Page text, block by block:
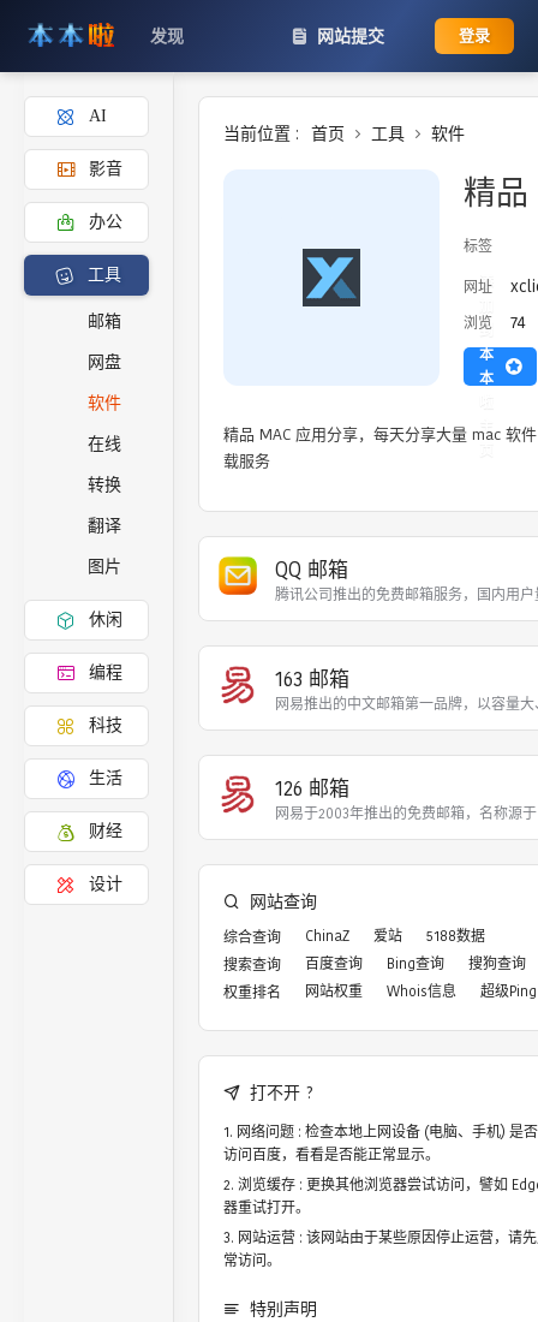
发现 网站提交 登录
AI
影音
办公
工具
邮箱
网盘
软件
在线
转换
翻译
图片
休闲
编程
科技
生活
财经
设计
当前位置 : 首页 工具 软件
精品
标签
网址
浏览 74
添
到
本
本
精品 MAC 应用分享，每天分享大量 mac 软
载服务
QQ 邮箱
腾讯公司推出的免费邮箱服务，国内用
163 邮箱
网易推出的中文邮箱第一品牌，以容量
126 邮箱
网易于2003年推出的免费邮箱，名称源
网站查询
综合查询 ChinaZ 爱站
5188数据
搜索查询
百度查询 Bing查询
搜狗查询
权重排名
网站权重 Whois信息 超级Ping
打不开 ?
网络问题 : 检查本地上网设备 (电脑、手机) 是
访问百度，看看是否能正常显示。
浏览缓存 : 更换其他浏览器尝试访问，譬如
器重试打开。
网站运营 : 该网站由于某些原因停止运营，请
常访问。
特别声明